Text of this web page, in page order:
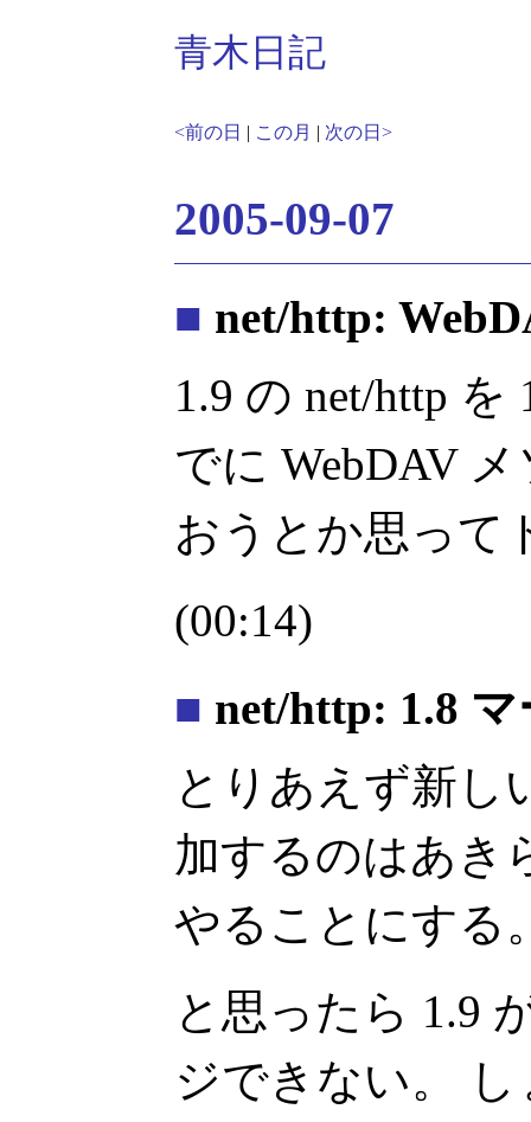
青木日記
<前の日 | この月 | 次の日>
2005-09-07
■ net/http:
1.9 の net/http
でに WebDAV
おうとか思って
(00:14)
■ net/http: 1.8 マ
とりあえず新し
加するのはあき
やることにする
と思ったら 1.9
ジできない。